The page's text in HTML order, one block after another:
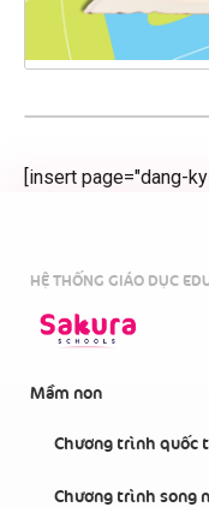
[insert page="dang-
HỆ THỐNG GIÁO DỤC
Mầm non
Chương trình quốc
Chương trình song